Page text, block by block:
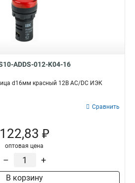
ADDS-012-K04-16
d16мм красный 12В AC/DC ИЭК
Сравнить
122,83 ₽
оптовая цена
– +
В корзину